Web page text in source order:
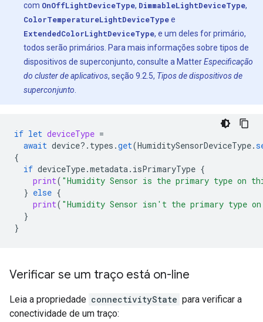
com OnOffLightDeviceType, DimmableLightDeviceType,
ColorTemperatureLightDeviceTypee
ExtendedColorLightDeviceType, e um deles for primário,
todos serão primários. Para mais informações sobre tipos de
dispositivos de superconjunto, consulte a MatterEspecificação
do cluster de aplicativos, seção 9.2.5, Tipos de dispositivos de
superconjunto
if let deviceType =
await device?. types .get(HumiditySensorDeviceType.
{
if deviceType.metadata. isPrimaryType {
print( "Humidity Sensor is the primary type on
} else {
print( "Humidity Sensor isn't the primary type
}
}
Verificar se um traço está on-line
Leia a propriedade connectivityState para verificar a
conectividade de um traço: